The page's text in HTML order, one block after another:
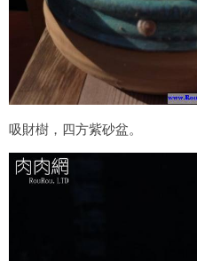
吸財樹，四方紫砂盆。